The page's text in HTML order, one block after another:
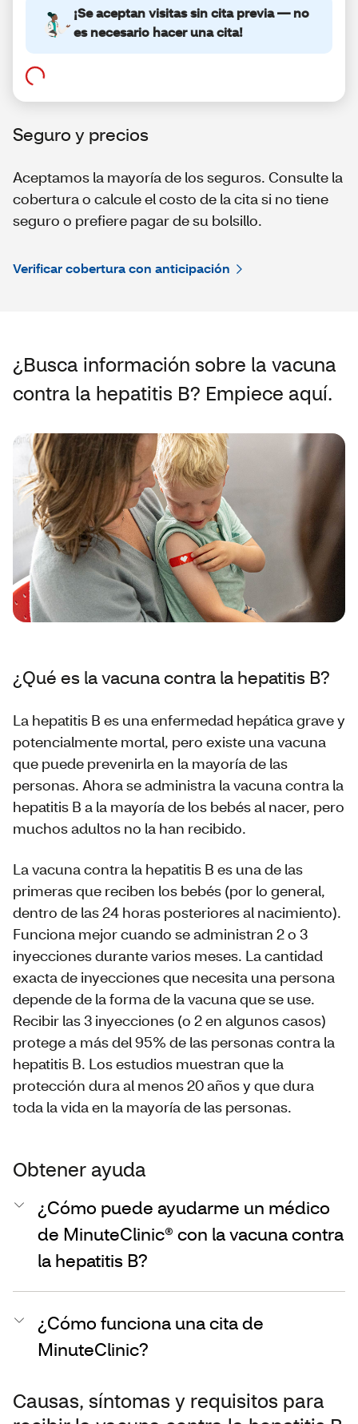
Seguro y precios
Aceptamos la mayoría de los seguros. Consulte la
cobertura o calcule el costo de la cita si no tiene
seguro o prefiere pagar de su bolsillo.
Verificar cobertura con anticipación
¿Busca información sobre la vacuna
contra la hepatitis B? Empiece aquí.
¿Qué es la vacuna contra la hepatitis B?
La hepatitis B es una enfermedad hepática grave y
potencialmente mortal, pero existe una vacuna
que puede prevenirla en la mayoría de las
personas. Ahora se administra la vacuna contra la
hepatitis B a la mayoría de los bebés al nacer, pero
muchos adultos no la han recibido.
La vacuna contra la hepatitis B es una de las
primeras que reciben los bebés (por lo general,
dentro de las 24 horas posteriores al nacimiento).
Funciona mejor cuando se administran 2 o 3
inyecciones durante varios meses. La cantidad
exacta de inyecciones que necesita una persona
depende de la forma de la vacuna que se use.
Recibir las 3 inyecciones (o 2 en algunos casos)
protege a más del 95% de las personas contra la
hepatitis B. Los estudios muestran que la
protección dura al menos 20 años y que dura
toda la vida en la mayoría de las personas.
Obtener ayuda
¿Cómo puede ayudarme un médico
de MinuteClinic® con la vacuna contra
la hepatitis B?
¿Cómo funciona una cita de
MinuteClinic?
Causas, síntomas y requisitos para